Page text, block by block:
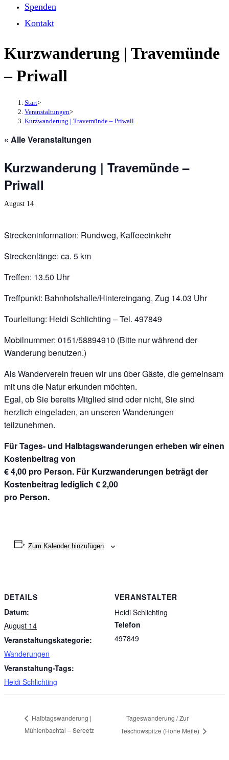
Spenden
Kontakt
Kurzwanderung | Travemünde
– Priwall
Start>
Veranstaltungen>
Kurzwanderung | Travemünde – Priwall
« Alle Veranstaltungen
Kurzwanderung | Travemünde –
Priwall
August 14
Streckeninformation: Rundweg, Kaffeeeinkehr
Streckenlänge: ca. 5 km
Treffen: 13.50 Uhr
Treffpunkt: Bahnhofshalle/Hintereingang, Zug 14.03 Uhr
Tourleitung: Heidi Schlichting – Tel. 497849
Mobilnummer: 0151/58894910 (Bitte nur während der
Wanderung benutzen.)
Als Wanderverein freuen wir uns über Gäste, die gemeinsam
mit uns die Natur erkunden möchten.
Egal, ob Sie bereits Mitglied sind oder nicht, Sie sind
herzlich eingeladen, an unseren Wanderungen
teilzunehmen.
Für Tages- und Halbtagswanderungen erheben wir einen
Kostenbeitrag von
€ 4,00 pro Person. Für Kurzwanderungen beträgt der
Kostenbeitrag lediglich € 2,00
pro Person.
Zum Kalender hinzufügen
DETAILS
Datum:
August 14
Veranstaltungskategorie:
Wanderungen
Veranstaltung-Tags:
Heidi Schlichting
VERANSTALTER
Heidi Schlichting
Telefon
497849
Halbtagswanderung |
Mühlenbachtal – Sereetz
Tageswanderung / Zur
Teschowspitze (Hohe Meile)